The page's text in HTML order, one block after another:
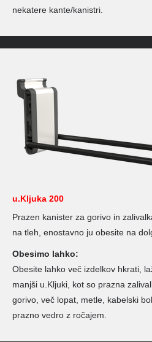
nekatere kante/kanistri.
u.Kljuka 200
Prazen kanister za gorivo in
na tleh, enostavno ju obesite na
Obesimo lahko:
Obesite lahko več izdelkov hkrati,
manjši u.Kljuki, kot so prazna
gorivo, več lopat, metle, kabelski
prazno vedro z ročajem.